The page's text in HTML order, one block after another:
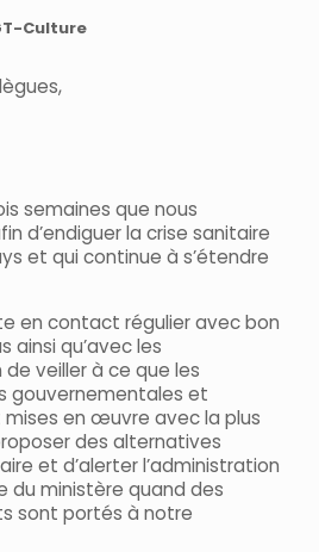
Culture
semaines que nous
d’endiguer la crise sanitaire
et qui continue à s’étendre
en contact régulier avec bon
ainsi qu’avec les
veiller à ce que les
gouvernementales et
en œuvre avec la plus
des alternatives
et d’alerter l’administration
du ministère quand des
sont portés à notre